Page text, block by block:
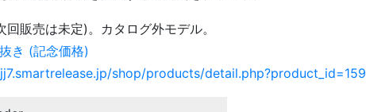
販売は未定)。カタログ外モデル。
き (記念価格)
shop/products/detail.php?product_id=159